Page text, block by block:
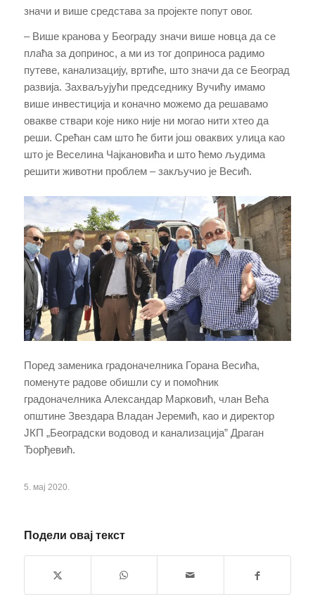
значи и више средстава за пројекте попут овог.
– Више кранова у Београду значи више новца да се
плаћа за допринос, а ми из тог доприноса радимо
путеве, канализацију, вртиће, што значи да се Београд
развија. Захваљујући председнику Вучићу имамо
више инвестиција и коначно можемо да решавамо
овакве ствари које нико није ни могао нити хтео да
реши. Срећан сам што ће бити још оваквих улица као
што је Веселина Чајкановића и што ћемо људима
решити животни проблем – закључио је Весић.
Поред заменика градоначелника Горана Весића,
поменуте радове обишли су и помоћник
градоначелника Александар Марковић, члан Већа
општине Звездара Владан Јеремић, као и директор
ЈКП „Београдски водовод и канализација” Драган
Ђорђевић.
5. мај 2020.
Подели овај текст